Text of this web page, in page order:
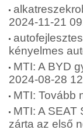
2024-11-21
kényelmes
MTI: A BYD
2024-08-28
MTI: Tovább
MTI: A
zárta az első